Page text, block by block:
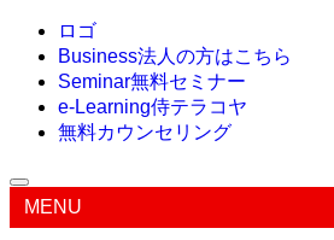
ロゴ
Business法人の方はこちら
Seminar無料セミナー
e-Learning侍テラコヤ
無料カウンセリング
MENU